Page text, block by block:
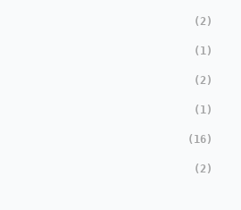
(2)
(1)
(2)
(1)
(16)
(2)